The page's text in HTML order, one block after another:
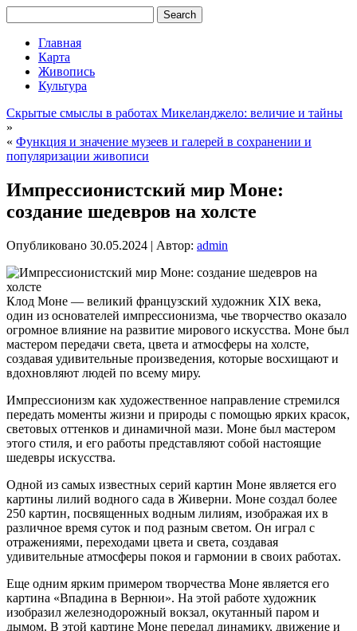
Главная
Карта
Живопись
Культура
Скрытые смыслы в работах Микеланджело: величие и тайны
»
« Функция и значение музеев и галерей в сохранении и
популяризации живописи
Импрессионистский мир Моне:
создание шедевров на холсте
Опубликовано 30.05.2024 | Автор: admin
Клод Моне — великий французский художник XIX века,
один из основателей импрессионизма, чье творчество оказало
огромное влияние на развитие мирового искусства. Моне был
мастером передачи света, цвета и атмосферы на холсте,
создавая удивительные произведения, которые восхищают и
вдохновляют людей по всему миру.
Импрессионизм как художественное направление стремился
передать моменты жизни и природы с помощью ярких красок,
световых оттенков и динамичной мази. Моне был мастером
этого стиля, и его работы представляют собой настоящие
шедевры искусства.
Одной из самых известных серий картин Моне является его
картины лилий водного сада в Живерни. Моне создал более
250 картин, посвященных водным лилиям, изображая их в
различное время суток и под разным светом. Он играл с
отражениями, переходами цвета и света, создавая
удивительные атмосферы покоя и гармонии в своих работах.
Еще одним ярким примером творчества Моне является его
картина «Впадина в Вернюи». На этой работе художник
изобразил железнодорожный вокзал, окутанный паром и
дымом. В этой картине Моне передал динамику, движение и